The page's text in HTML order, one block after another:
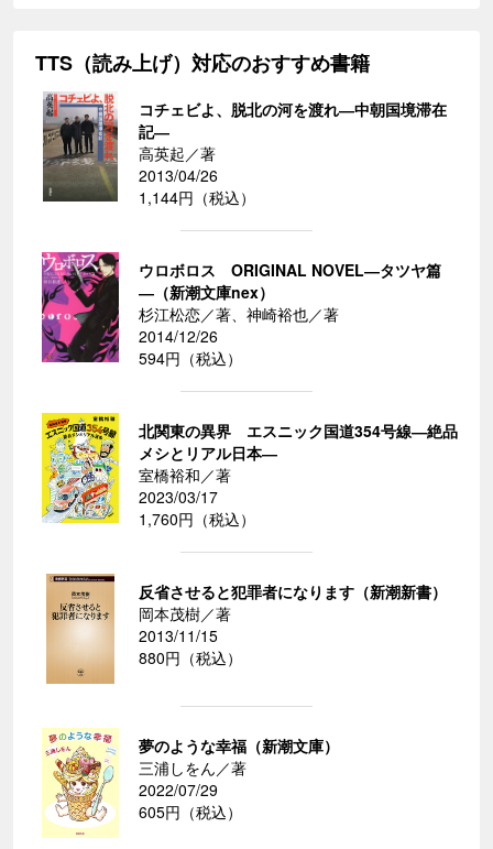
TTS（読み上げ）対応のおすすめ書籍
コチェビよ、脱北の河を渡れ―中朝国境滞在
記―
高英起／著
2013/04/26
1,144円（税込）
ウロボロス ORIGINAL NOVEL―タツヤ篇
―（新潮文庫nex）
杉江松恋／著、神崎裕也／著
2014/12/26
594円（税込）
北関東の異界 エスニック国道354号線―絶品
メシとリアル日本―
室橋裕和／著
2023/03/17
1,760円（税込）
反省させると犯罪者になります（新潮新書）
岡本茂樹／著
2013/11/15
880円（税込）
夢のような幸福（新潮文庫）
三浦しをん／著
2022/07/29
605円（税込）